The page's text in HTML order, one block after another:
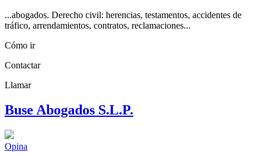
...abogados. Derecho civil: herencias, testamentos, accidentes de
tráfico, arrendamientos, contratos, reclamaciones...
Cómo ir
Contactar
Llamar
Buse Abogados S.L.P.
Opina